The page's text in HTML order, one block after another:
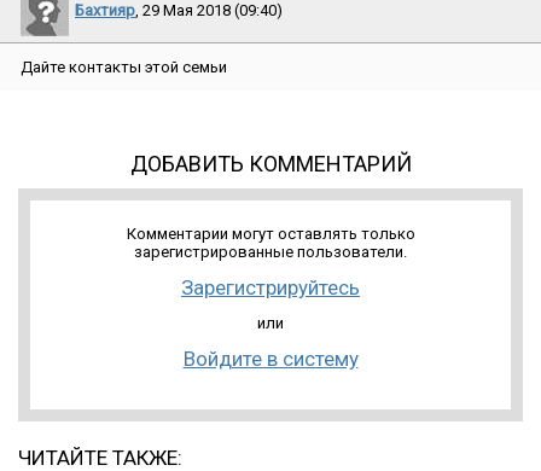
Бахтияр, 29 Мая 2018 (09:40)
Дайте контакты этой семьи
ДОБАВИТЬ КОММЕНТАРИЙ
Комментарии могут оставлять только
зарегистрированные пользователи.
Зарегистрируйтесь
или
Войдите в систему
ЧИТАЙТЕ ТАКЖЕ: